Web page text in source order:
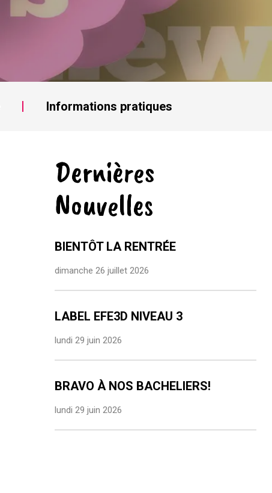
Informations pratiques
Dernières
Nouvelles
BIENTÔT LA RENTRÉE
dimanche 26 juillet 2026
LABEL EFE3D NIVEAU 3
lundi 29 juin 2026
BRAVO À NOS BACHELIERS!
lundi 29 juin 2026